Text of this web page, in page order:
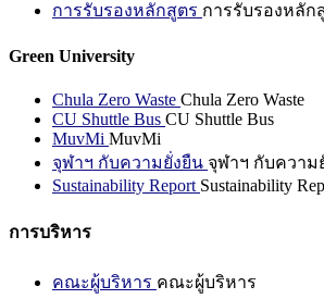
การรับรองหลักสูตร การรับรองหลัก
Green University
Chula Zero Waste Chula Zero Waste
CU Shuttle Bus CU Shuttle Bus
MuvMi MuvMi
จุฬาฯ กับความยั่งยืน จุฬาฯ กับความ
Sustainability Report Sustainability
การบริหาร
คณะผู้บริหาร คณะผู้บริหาร